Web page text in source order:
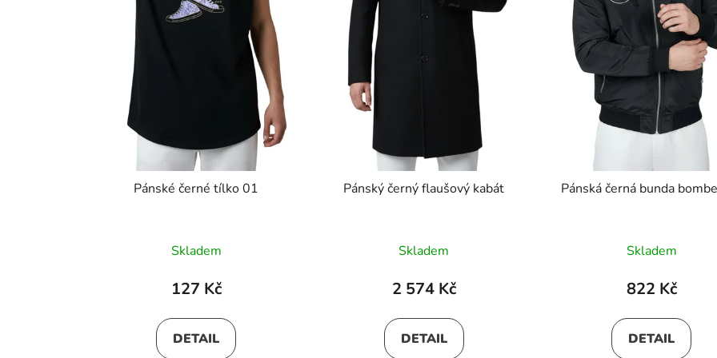
Pánské černé tílko 01
Skladem
127 Kč
DETAIL
Pánský černý flaušový kabát
Skladem
2 574 Kč
DETAIL
Pánská černá bunda
Skladem
822 Kč
DETAIL